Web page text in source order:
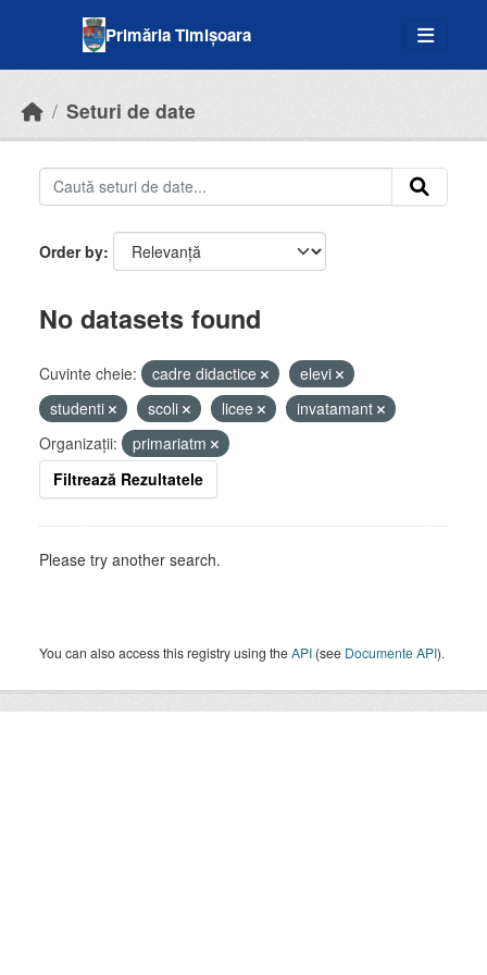
Primăria Timișoara
Seturi de date
Order by
No datasets found
Cuvinte cheie: cadre didactice
elevi
studenti
scoli licee
invatamant
Organizații:
primariatm
Filtrează Rezultatele
Please try another search.
You can also access this registry using theAPI (see Documente API).